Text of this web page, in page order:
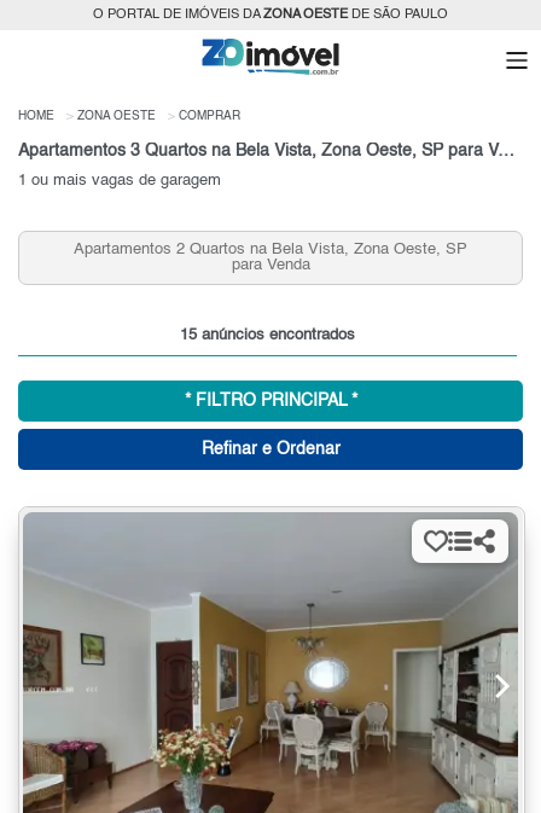
O PORTAL DE IMÓVEIS DAZONA OESTEDE SÃO PAULO
HOME ZONA OESTE COMPRAR
Apartamentos 3 Quartos na Bela Vista, Zona Oeste, SP para Venda
1 ou mais vagas de garagem
Apartamentos 2 Quartos na Bela Vista, Zona Oeste, SP
para Venda
15 anúncios encontrados
* FILTRO PRINCIPAL *
Refinar e Ordenar